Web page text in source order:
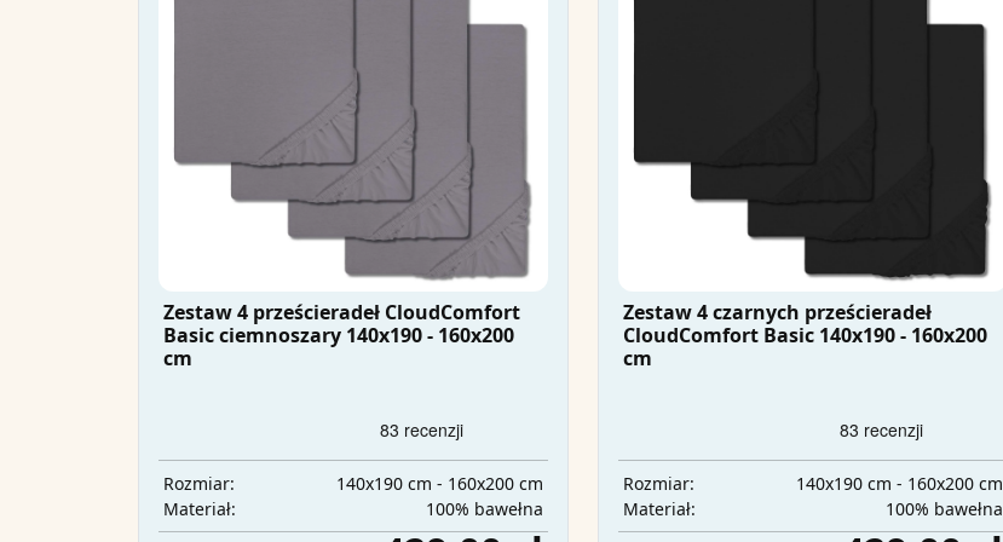
Zestaw 4 prześcieradeł CloudComfort
Basic ciemnoszary 140x190 - 160x200
cm
Rozmiar:
140x190 cm - 160x200 cm
Materiał:
100% bawełna
Zestaw 4 czarnych prześcieradeł
CloudComfort Basic 140x190 - 160x200
cm
Rozmiar:
140x190 cm - 160x200 cm
Materiał:
100% bawełna